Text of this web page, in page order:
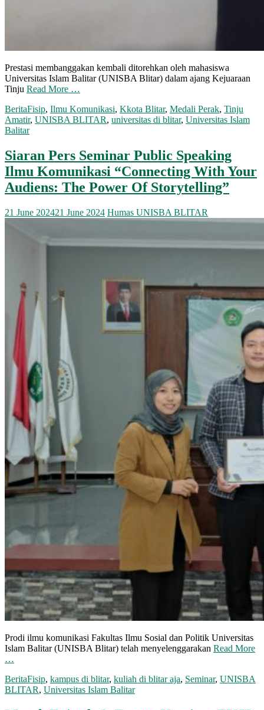
Prestasi membanggakan kembali ditorehkan oleh mahasiswa
Universitas Islam Balitar (UNISBA Blitar) dalam ajang Kejuaraan
Tinju Read More …
BeritaFisip, Ilmu Komunikasi, Kkota Blitar, Medali Perak, Tinju
Amatir, UNISBA BLITAR, universitas di blitar, Universitas Islam
Balitar
Siaran Pers Seminar Public Speaking
Ilmu Komunikasi “Connecting With Your
Audiens: The Power Of Storytelling”
21 June 202421 June 2024 Humas UNISBA BLITAR
Prodi ilmu komunikasi Fakultas Ilmu Sosial dan Politik Universitas
Islam Balitar (UNISBA Blitar) telah menyelenggarakan Read More
…
BeritaFisip, kampus di blitar, kuliah di blitar aja, Seminar, UNISBA
BLITAR, Universitas Islam Balitar